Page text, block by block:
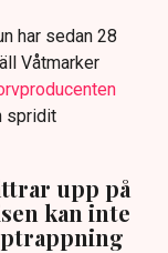
har sedan 28
Våtmarker
spridit
upp på
kan inte